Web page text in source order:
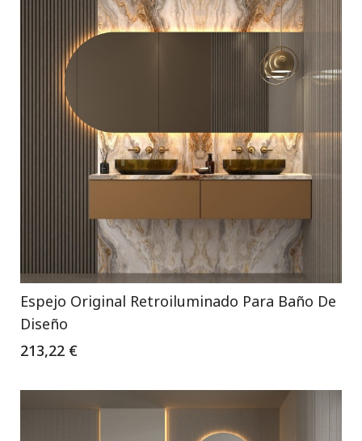
Espejo Original Retroiluminado Para Baño De
Diseño
213,22 €